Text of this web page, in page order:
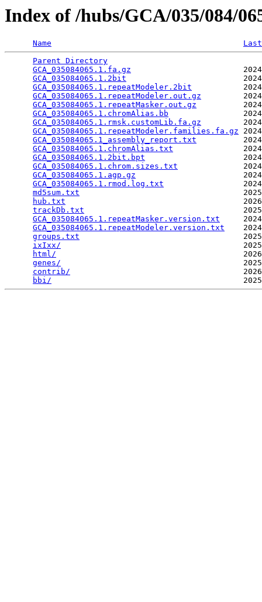
Index of /hubs/GCA/035/084/
Name
Parent Directory
GCA_035084065.1.fa.gz
GCA_035084065.1.2bit
GCA_035084065.1.repeatModeler.2bit
GCA_035084065.1.repeatModeler.out.gz
GCA_035084065.1.repeatMasker.out.gz
GCA_035084065.1.chromAlias.bb
GCA_035084065.1.rmsk.customLib.fa.gz
GCA_035084065.1.repeatModeler.families.fa.gz
GCA_035084065.1_assembly_report.txt
GCA_035084065.1.chromAlias.txt
GCA_035084065.1.2bit.bpt
GCA_035084065.1.chrom.sizes.txt
GCA_035084065.1.agp.gz
GCA_035084065.1.rmod.log.txt
md5sum.txt
hub.txt
trackDb.txt
GCA_035084065.1.repeatMasker.version.txt
GCA_035084065.1.repeatModeler.version.txt
groups.txt
ixIxx/
html/
genes/
contrib/
bbi/